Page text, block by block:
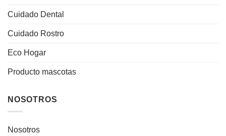
Cuidado Dental
Cuidado Rostro
Eco Hogar
Producto mascotas
NOSOTROS
Nosotros